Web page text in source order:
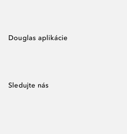
Douglas aplikácie
Sledujte nás